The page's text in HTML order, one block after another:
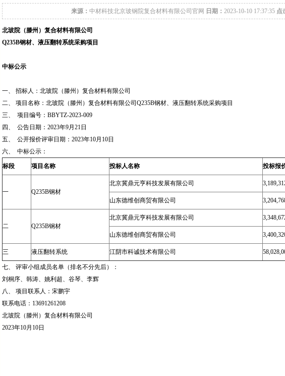
来源： 中材科技北京玻钢院复合材料有限公司官网 日期： 2023-10-10 17:37:35 点
北玻院（滕州）复合材料有限公司
Q235B钢材、液压翻转系统采购项目
中标公示
一、 招标人：北玻院（滕州）复合材料有限公司
二、 项目名称：北玻院（滕州）复合材料有限公司Q235B钢材、液压翻转系统采购项目
三、 项目编号：BBYTZ-2023-009
四、 公告日期：2023年9月21日
五、 公开报价评审日期：2023年10月10日
六、 中标公示：
标段 项目名称 投标人名称 投标报
一 Q235B钢材
北京冀鼎元亨科技发展有限公司
山东德维创商贸有限公司
二 Q235B钢材
北京冀鼎元亨科技发展有限公司
山东德维创商贸有限公司
三 液压翻转系统 江阴市科诚技术有限公司
七、 评审小组成员名单（排名不分先后）：
刘桐序、韩涛、姚利超、谷琴、李辉
八、 项目联系人：宋鹏宇
联系电话：13691261208
北玻院（滕州）复合材料有限公司
2023年10月10日